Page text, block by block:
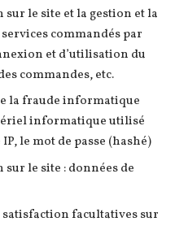
le site et la gestion et la
commandés par
et d’utilisation du
commandes, etc.
la fraude informatique
informatique utilisé
le mot de passe (hashé)
le site : données de
facultatives sur